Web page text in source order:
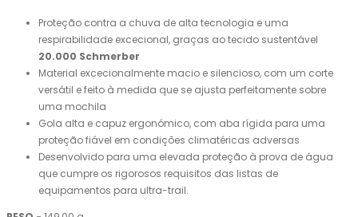
Proteção contra a chuva de alta tecnologia e uma
respirabilidade excecional, graças ao tecido sustentável
20.000 Schmerber
Material excecionalmente macio e silencioso, com um corte
versátil e feito à medida que se ajusta perfeitamente sobre
uma mochila
Gola alta e capuz ergonómico, com aba rígida para uma
proteção fiável em condições climatéricas adversas
Desenvolvido para uma elevada proteção à prova de água
que cumpre os rigorosos requisitos das listas de
equipamentos para ultra-trail.